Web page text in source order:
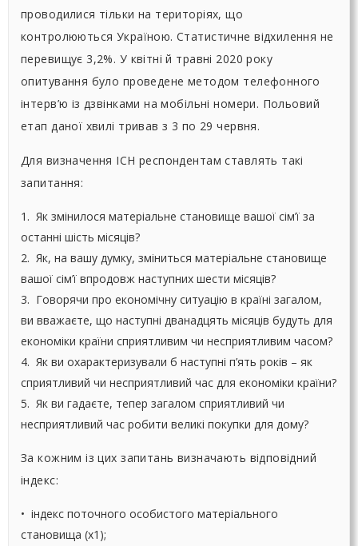
проводилися тільки на територіях, що
контролюються Україною. Статистичне відхилення не
перевищує 3,2%. У квітні й травні 2020 року
опитування було проведене методом телефонного
інтерв’ю із дзвінками на мобільні номери. Польовий
етап даної хвилі тривав з 3 по 29 червня.
Для визначення ІСН респондентам ставлять такі
запитання:
1. Як змінилося матеріальне становище вашої сім’ї за
останні шість місяців?
2. Як, на вашу думку, зміниться матеріальне становище
вашої сім’ї впродовж наступних шести місяців?
3. Говорячи про економічну ситуацію в країні загалом,
ви вважаєте, що наступні дванадцять місяців будуть для
економіки країни сприятливим чи несприятливим часом?
4. Як ви охарактеризували б наступні п’ять років – як
сприятливий чи несприятливий час для економіки країни?
5. Як ви гадаєте, тепер загалом сприятливий чи
несприятливий час робити великі покупки для дому?
За кожним із цих запитань визначають відповідний
індекс:
• індекс поточного особистого матеріального
становища (х1);